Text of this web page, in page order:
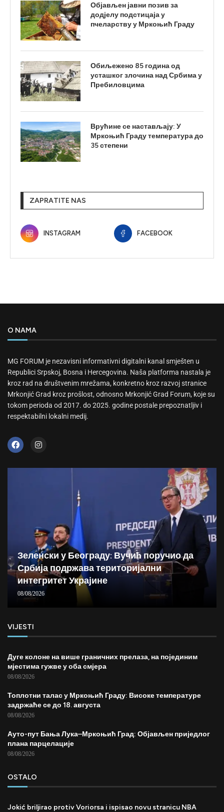
Објављен јавни позив за
додјелу подстицаја у
пчеларству у Мркоњић Граду
Обиљежено 85 година од
усташког злочина над Србима у
Пребиловцима
Врућине се настављају: У
Мркоњић Граду температура до
35 степени
ZAPRATITE NAS
INSTAGRAM FACEBOOK
O NAMA
MG FORUM je nezavisni informativni digitalni kanal smješten u
Republici Srpskoj, Bosna i Hercegovina. Naša platforma nastala je
kroz rad na društvenim mrežama, konkretno kroz razvoj stranice
Mrkonjić Grad kroz prošlost, odnosno Mrkonjić Grad Forum, koje su
tokom perioda od 2017. do 2025. godine postale prepoznatljiv i
respektabilni lokalni medij.
Зеленски у Београду: Вучић поручио да
Србија подржава територијални
интегритет Украјине
08/08/2026
VIJESTI
Дуге колоне на више граничних прелаза, на појединим
мјестима гужве у оба смјера
08/08/2026
Топлотни талас у Мркоњић Граду: Високе температуре
задржаће се до 18. августа
08/08/2026
Ауто-пут Бања Лука–Мркоњић Град: Објављен приједлог
плана парцелације
08/08/2026
OSTALO
Jokić briljirao protiv Voriorsa i ispisao novu stranicu NBA